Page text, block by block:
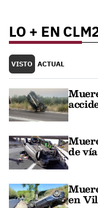
LO + EN
VISTO ACTUAL
de
en